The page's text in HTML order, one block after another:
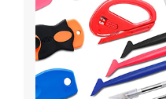
Fleasting opère la
ligne sur son site
Vous trouverez
rouleaux
, stickers,